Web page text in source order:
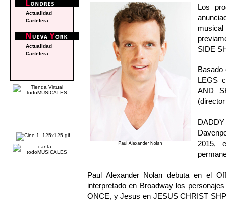
Los
SIDE
Basado
LEGS
AND
2015,
Paul Alexander Nolan debuta en el
interpretado en Broadway los
ONCE, y Jesus en JESUS CHRIST
Actualidad
Cartelera
Actualidad
Cartelera